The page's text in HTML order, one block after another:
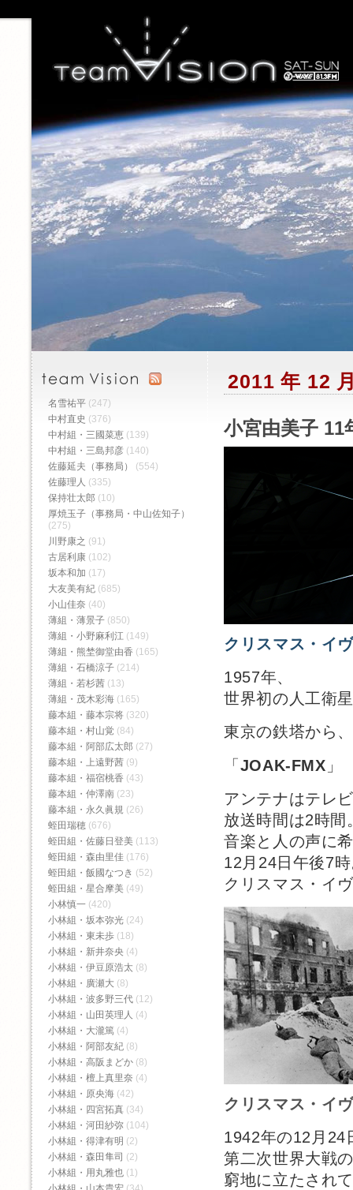
2011 年 12
小宮由美子 11
クリスマス・
1957年、
世界初の人工衛
東京の鉄塔から
「 JOAK-FMX 」
アンテナはテレ
放送時間は2時間
音楽と人の声に
12月24日午後7
クリスマス・イ
クリスマス・
1942年の12月24
第二次世界大戦
窮地に立たされ
名雪祐平 (247)
中村直史 (376)
中村組・三國菜恵 (139)
中村組・三島邦彦 (140)
佐藤延夫（事務局）
(554)
佐藤理人 (335)
保持壮太郎 (10)
厚焼玉子（事務局・中山佐知子）
(275)
川野康之 (91)
古居利康 (102)
坂本和加 (17)
大友美有紀 (685)
小山佳奈 (40)
薄組・薄景子 (850)
薄組・小野麻利江 (149)
薄組・熊埜御堂由香 (165)
薄組・石橋涼子 (214)
薄組・若杉茜 (13)
薄組・茂木彩海 (165)
藤本組・藤本宗将 (320)
藤本組・村山覚 (84)
藤本組・阿部広太郎 (27)
藤本組・上遠野茜 (9)
藤本組・福宿桃香‬ (43)
藤本組・仲澤南 (23)
藤本組・永久眞規 (26)
蛭田瑞穂 (676)
蛭田組・佐藤日登美 (113)
蛭田組・森由里佳 (176)
蛭田組・飯國なつき (52)
蛭田組・星合摩美 (49)
小林慎一 (420)
小林組・坂本弥光 (24)
小林組・東未歩 (18)
小林組・新井奈央 (4)
小林組・伊豆原浩太 (8)
小林組・廣瀬大 (8)
小林組・波多野三代 (12)
小林組・山田英理人 (4)
小林組・大瀧篤 (4)
小林組・阿部友紀 (8)
小林組・高阪まどか (8)
小林組・檀上真里奈 (4)
小林組・原央海 (42)
小林組・四宮拓真 (34)
小林組・河田紗弥 (104)
小林組・得津有明 (2)
小林組・森田隼司 (2)
小林組・用丸雅也 (1)